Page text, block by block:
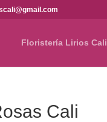
Floristería Lirios Cali
Cali